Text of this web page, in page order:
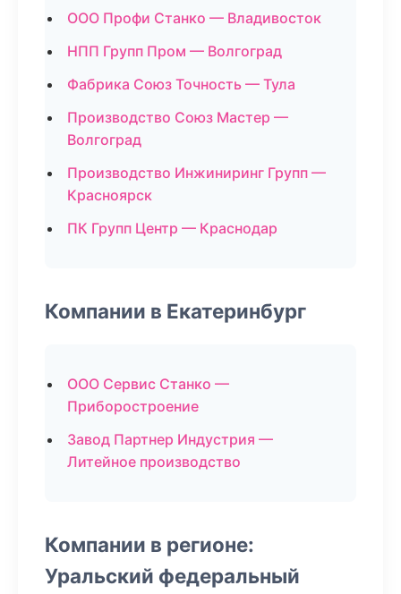
ООО Профи Станко — Владивосток
НПП Групп Пром — Волгоград
Фабрика Союз Точность — Тула
Производство Союз Мастер —
Волгоград
Производство Инжиниринг Групп —
Красноярск
ПК Групп Центр — Краснодар
Компании в Екатеринбург
ООО Сервис Станко —
Приборостроение
Завод Партнер Индустрия —
Литейное производство
Компании в регионе:
Уральский федеральный